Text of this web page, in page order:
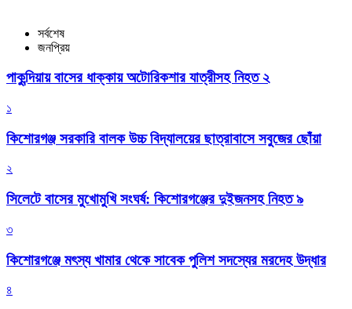
সর্বশেষ
জনপ্রিয়
পাকুন্দিয়ায় বাসের ধাক্কায় অটোরিকশার যাত্রীসহ নিহত ২
১
কিশোরগঞ্জ সরকারি বালক উচ্চ বিদ্যালয়ের ছাত্রাবাসে সবুজের ছোঁয়া
২
সিলেটে বাসের মুখোমুখি সংঘর্ষ: কিশোরগঞ্জের দুইজনসহ নিহত ৯
৩
কিশোরগঞ্জে মৎস্য খামার থেকে সাবেক পুলিশ সদস্যের মরদেহ উদ্ধার
৪